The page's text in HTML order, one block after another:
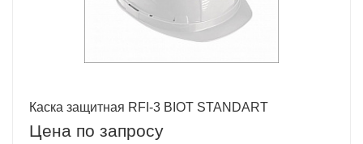
Каска защитная RFI-3 BIOT STANDART
Цена по запросу